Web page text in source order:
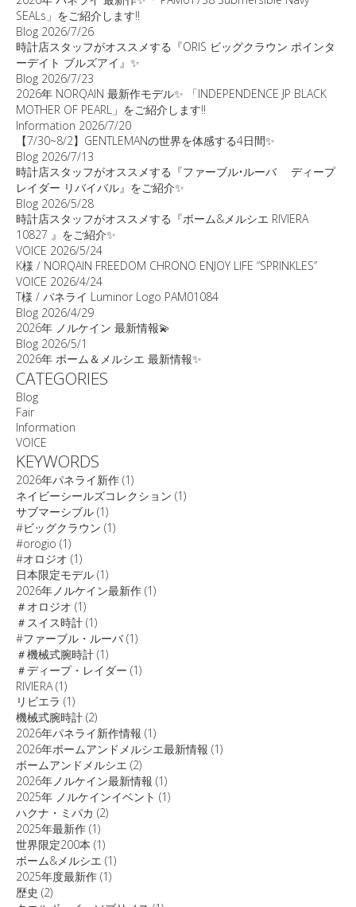
SEALs」をご紹介します‼️
Blog 2026/7/26
時計店スタッフがオススメする『ORIS ビッグクラウン ポインタ
ーデイト ブルズアイ』✨
Blog 2026/7/23
2026年 NORQAIN 最新作モデル✨ 「INDEPENDENCE JP BLACK
MOTHER OF PEARL」をご紹介します‼️
Information 2026/7/20
【7/30~8/2】GENTLEMANの世界を体感する4日間✨
Blog 2026/7/13
時計店スタッフがオススメする『ファーブル•ルーバ ディープ
レイダー リバイバル』をご紹介✨
Blog 2026/5/28
時計店スタッフがオススメする『ボーム&メルシエ RIVIERA
10827 』をご紹介✨
VOICE 2026/5/24
K様 / NORQAIN FREEDOM CHRONO ENJOY LIFE “SPRINKLES”
VOICE 2026/4/24
T様 / パネライ Luminor Logo PAM01084
Blog 2026/4/29
2026年 ノルケイン 最新情報💫
Blog 2026/5/1
2026年 ボーム＆メルシエ 最新情報✨
CATEGORIES
Blog
Fair
Information
VOICE
KEYWORDS
2026年パネライ新作 (1)
ネイビーシールズコレクション (1)
サブマーシブル (1)
#ビッグクラウン (1)
#orogio (1)
#オロジオ (1)
日本限定モデル (1)
2026年ノルケイン最新作 (1)
＃オロジオ (1)
＃スイス時計 (1)
#ファーブル・ルーバ(1)
＃機械式腕時計 (1)
＃ディープ・レイダー (1)
RIVIERA(1)
リビエラ (1)
機械式腕時計 (2)
2026年パネライ新作情報 (1)
2026年ボームアンドメルシエ最新情報 (1)
ボームアンドメルシエ (2)
2026年ノルケイン最新情報 (1)
2025年 ノルケインイベント (1)
ハクナ・ミパカ (2)
2025年最新作 (1)
世界限定200本 (1)
ボーム&メルシエ (1)
2025年度最新作 (1)
歴史 (2)